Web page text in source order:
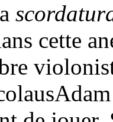
cette